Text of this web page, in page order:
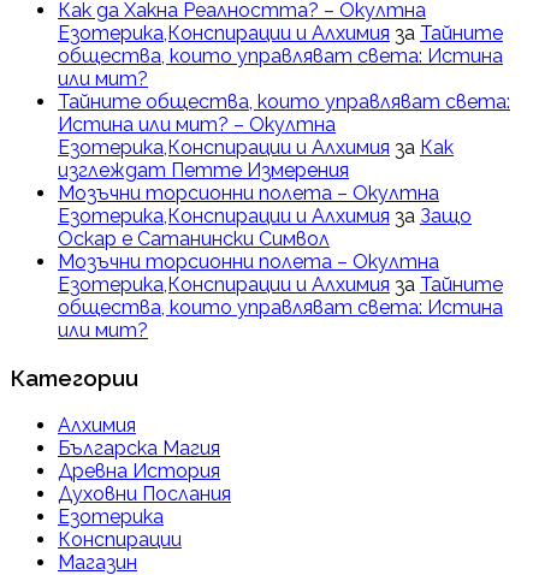
Как да Хакна Реалността? – Окултна
Езотерика,Конспирации и Алхимия за Тайните
общества, които управляват света: Истина
или мит?
Тайните общества, които управляват света:
Истина или мит? – Окултна
Езотерика,Конспирации и Алхимия за Как
изглеждат Петте Измерения
Мозъчни торсионни полета – Окултна
Езотерика,Конспирации и Алхимия за Защо
Оскар е Сатанински Символ
Мозъчни торсионни полета – Окултна
Езотерика,Конспирации и Алхимия за Тайните
общества, които управляват света: Истина
или мит?
Категории
Алхимия
Българска Магия
Древна История
Духовни Послания
Езотерика
Конспирации
Магазин